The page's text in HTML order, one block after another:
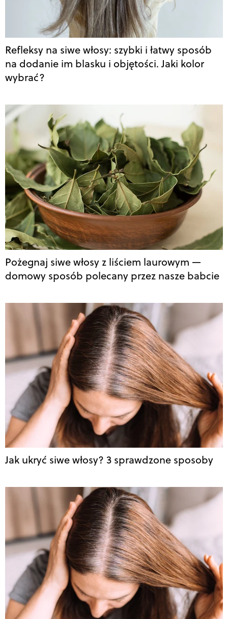
Refleksy na siwe włosy: szybki i łatwy sposób
na dodanie im blasku i objętości. Jaki kolor
wybrać?
Pożegnaj siwe włosy z liściem laurowym —
domowy sposób polecany przez nasze babcie
Jak ukryć siwe włosy? 3 sprawdzone sposoby